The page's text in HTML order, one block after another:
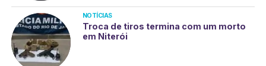
NOTÍCIAS
Troca de tiros termina com um morto
em Niterói